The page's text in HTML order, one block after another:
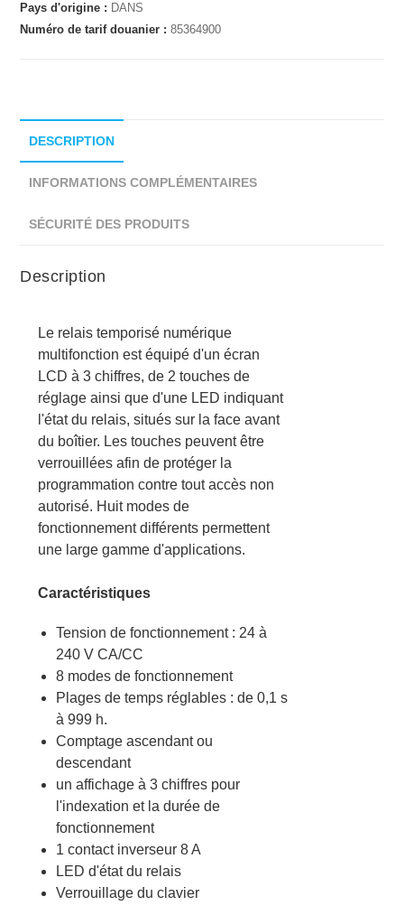
Pays d'origine : DANS
Numéro de tarif douanier :85364900
DESCRIPTION
INFORMATIONS COMPLÉMENTAIRES
SÉCURITÉ DES PRODUITS
Description
Le relais temporisé numérique
multifonction est équipé d'un écran
LCD à 3 chiffres, de 2 touches de
réglage ainsi que d'une LED indiquant
l'état du relais, situés sur la face avant
du boîtier. Les touches peuvent être
verrouillées afin de protéger la
programmation contre tout accès non
autorisé. Huit modes de
fonctionnement différents permettent
une large gamme d'applications.
Caractéristiques
Tension de fonctionnement : 24 à
240 V CA/CC
8 modes de fonctionnement
Plages de temps réglables : de 0,1 s
à 999 h.
Comptage ascendant ou
descendant
un affichage à 3 chiffres pour
l'indexation et la durée de
fonctionnement
1 contact inverseur 8 A
LED d'état du relais
Verrouillage du clavier